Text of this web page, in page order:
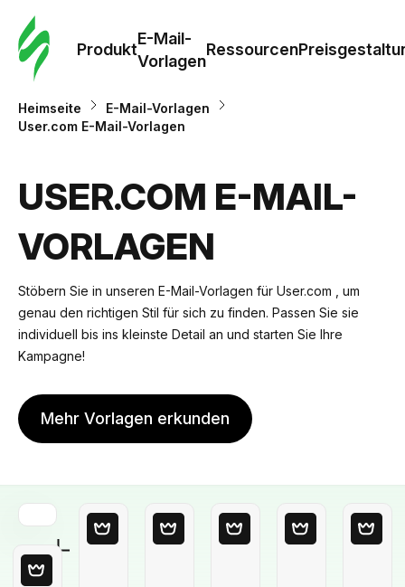
Produkt
E-Mail-
Vorlagen
Ressourcen
Heimseite
E-Mail-Vorlagen
User.com E-Mail-Vorlagen
USER.COM E-MAIL-
VORLAGEN
Stöbern Sie in unseren E-Mail-Vorlagen für User.com , um
genau den richtigen Stil für sich zu finden. Passen Sie sie
individuell bis ins kleinste Detail an und starten Sie Ihre
Kampagne!
Mehr Vorlagen erkunden